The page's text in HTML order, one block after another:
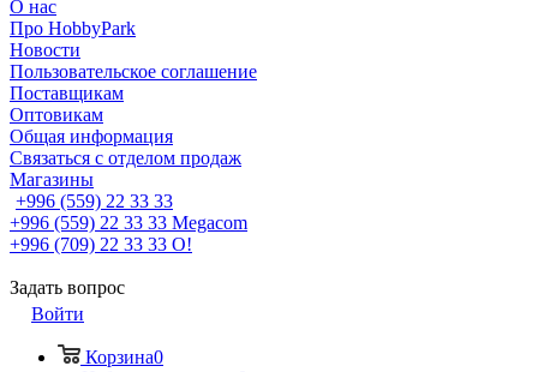
О нас
Про HobbyPark
Новости
Пользовательское соглашение
Поставщикам
Оптовикам
Общая информация
Связаться с отделом продаж
Магазины
+996 (559) 22 33 33
+996 (559) 22 33 33 Megacom
+996 (709) 22 33 33 O!
Задать вопрос
Войти
Корзина0